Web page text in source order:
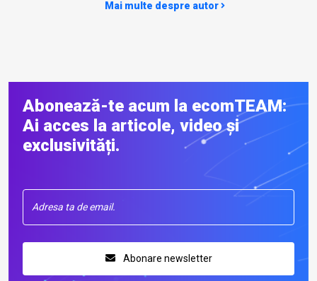
Mai multe despre autor
Abonează-te acum la ecomTEAM:
Ai acces la articole, video și
exclusivități.
Abonare newsletter